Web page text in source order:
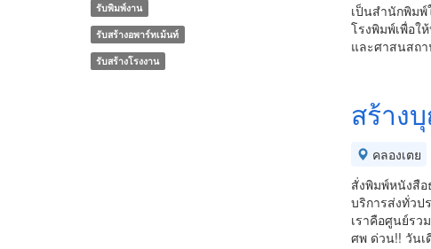
เป็นสำนักพิม
โรงพิมพ์เพื่อใ
และศาสนสถ
สร้าง
คลองเตย
สั่งพิมพ์หนังสื
บริการส่งทั่วป
เราคือศูนย์ร
ศพ ด่วน!! วันเ
รับพิมพ์งาน
รับสร้างอพาร์ทเม้นท์
รับสร้างโรงงาน